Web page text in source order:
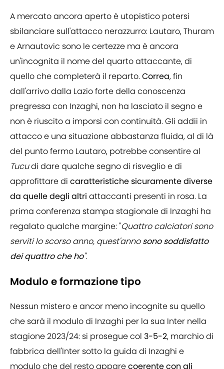
A mercato ancora aperto è utopistico potersi
sbilanciare sull'attacco nerazzurro: Lautaro, Thuram
e Arnautovic sono le certezze ma è ancora
un'incognita il nome del quarto attaccante, di
quello che completerà il reparto.Correa, fin
dall'arrivo dalla Lazio forte della conoscenza
pregressa con Inzaghi, non ha lasciato il segno e
non è riuscito a imporsi con continuità. Gli addii in
attacco e una situazione abbastanza fluida, al di là
del punto fermo Lautaro, potrebbe consentire al
Tucudi dare qualche segno di risveglio e di
approfittare di caratteristiche sicuramente diverse
da quelle degli altri attaccanti presenti in rosa. La
prima conferenza stampa stagionale di Inzaghi ha
regalato qualche margine: "Quattro calciatori sono
serviti lo scorso anno, quest'annosono soddisfatto
dei quattro che ho".
Modulo e formazione tipo
Nessun mistero e ancor meno incognite su quello
che sarà il modulo di Inzaghi per la sua Inter nella
stagione 2023/24: si prosegue col 3-5-2, marchio di
fabbrica dell'Inter sotto la guida di Inzaghi e
modulo che del resto apparecoerente con gli